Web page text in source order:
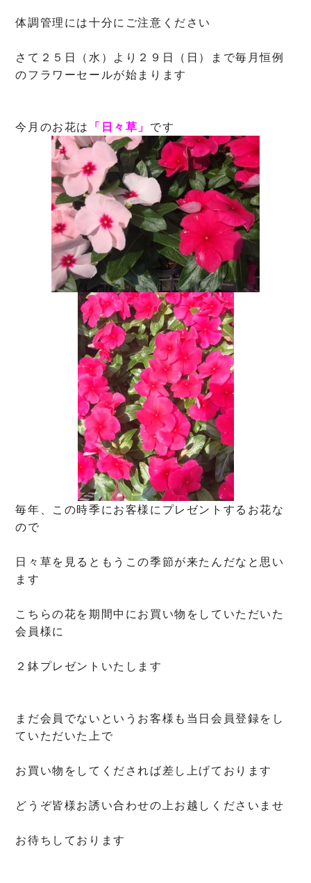
体調管理には十分にご注意ください
さて２５日（水）より２９日（日）まで毎月恒例
のフラワーセールが始まります
今月のお花は 「日々草」 です
毎年、この時季にお客様にプレゼントするお花な
ので
日々草を見るともうこの季節が来たんだなと思い
ます
こちらの花を期間中にお買い物をしていただいた
会員様に
２鉢プレゼントいたします
まだ会員でないというお客様も当日会員登録をし
ていただいた上で
お買い物をしてくだされば差し上げております
どうぞ皆様お誘い合わせの上お越しくださいませ
お待ちしております